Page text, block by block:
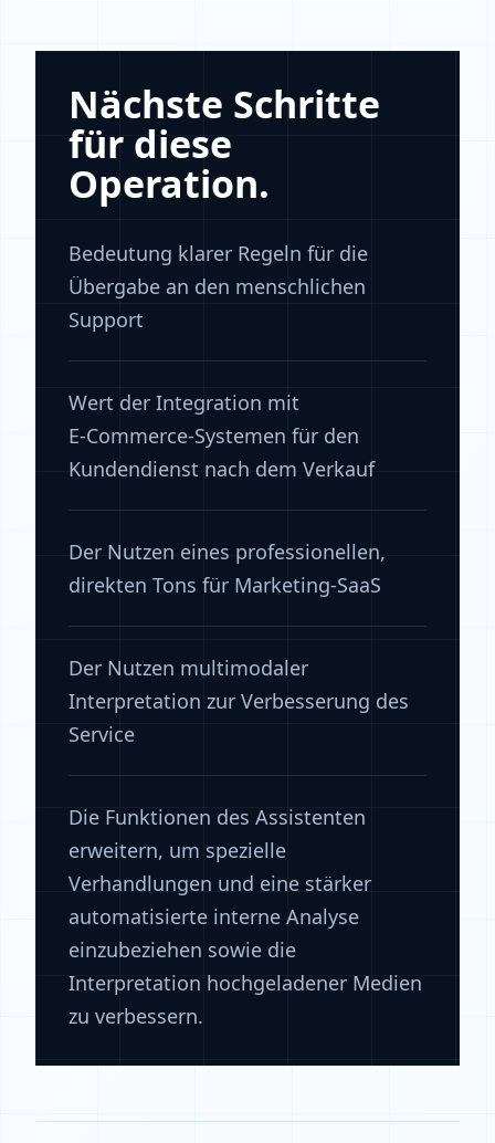
Nächste Schritte
für diese
Operation.
Bedeutung klarer Regeln für die
Übergabe an den menschlichen
Support
Wert der Integration mit
E‑Commerce-Systemen für den
Kundendienst nach dem Verkauf
Der Nutzen eines professionellen,
direkten Tons für Marketing-SaaS
Der Nutzen multimodaler
Interpretation zur Verbesserung des
Service
Die Funktionen des Assistenten
erweitern, um spezielle
Verhandlungen und eine stärker
automatisierte interne Analyse
einzubeziehen sowie die
Interpretation hochgeladener Medien
zu verbessern.